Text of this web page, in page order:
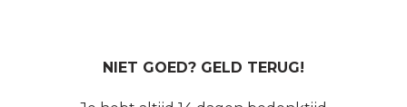
NIET GOED? GELD TERUG!